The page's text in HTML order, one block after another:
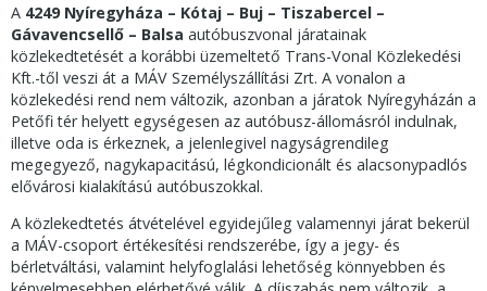
A 4249 Nyíregyháza – Kótaj – Buj – Tiszabercel –
Gávavencsellő – Balsa autóbuszvonal járatainak
közlekedtetését a korábbi üzemeltető Trans-Vonal Közlekedési
Kft.-től veszi át a MÁV Személyszállítási Zrt. A vonalon a
közlekedési rend nem változik, azonban a járatok Nyíregyházán a
Petőfi tér helyett egységesen az autóbusz-állomásról indulnak,
illetve oda is érkeznek, a jelenlegivel nagyságrendileg
megegyező, nagykapacitású, légkondicionált és alacsonypadlós
elővárosi kialakítású autóbuszokkal.
A közlekedtetés átvételével egyidejűleg valamennyi járat bekerül
a MÁV-csoport értékesítési rendszerébe, így a jegy- és
bérletváltási, valamint helyfoglalási lehetőség könnyebben és